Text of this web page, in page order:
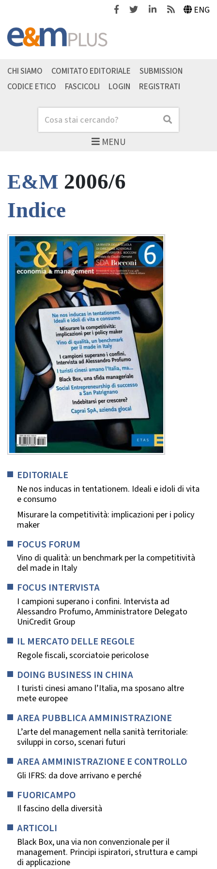
FacebookTwitterLinkedinFeeds ENG
MENU
Cerca Cerca
CHI SIAMO COMITATO EDITORIALE
SUBMISSION
CODICE ETICO
FASCICOLI LOGIN REGISTRATI
E&M 2006/6
Indice
EDITORIALE
Ne nos inducas in tentationem. Ideali e idoli di vita
e consumo
Misurare la competitività: implicazioni per i policy
maker
FOCUS FORUM
Vino di qualità: un benchmark per la competitività
del made in Italy
FOCUS INTERVISTA
I campioni superano i confini. Intervista ad
Alessandro Profumo, Amministratore Delegato
UniCredit Group
IL MERCATO DELLE REGOLE
Regole fiscali, scorciatoie pericolose
DOING BUSINESS IN CHINA
I turisti cinesi amano l’Italia, ma sposano altre
mete europee
AREA PUBBLICA AMMINISTRAZIONE
L’arte del management nella sanità territoriale:
sviluppi in corso, scenari futuri
AREA AMMINISTRAZIONE E CONTROLLO
Gli IFRS: da dove arrivano e perché
FUORICAMPO
Il fascino della diversità
ARTICOLI
Black Box, una via non convenzionale per il
management. Principi ispiratori, struttura e campi
di applicazione